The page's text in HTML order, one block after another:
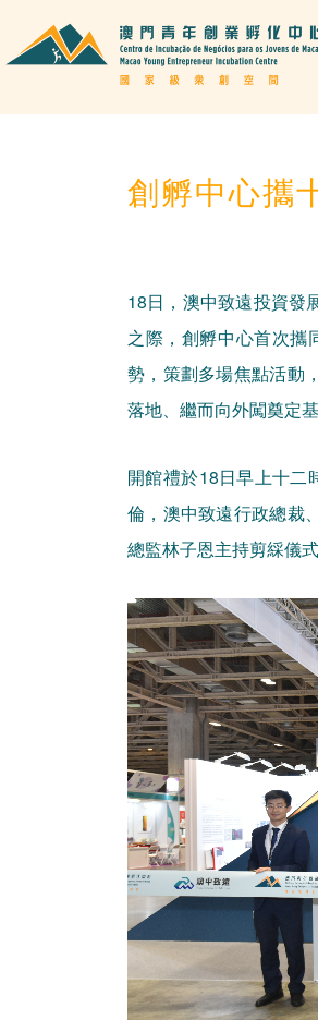
創孵中心攜
18日，澳中致遠投資發
之際，創孵中心首次攜
勢，策劃多場焦點活動
落地、繼而向外闖奠定基
開館禮於18日早上十二
倫，澳中致遠行政總裁
總監林子恩主持剪綵儀式